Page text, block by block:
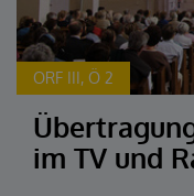
ORF III, Ö 2
im TV und